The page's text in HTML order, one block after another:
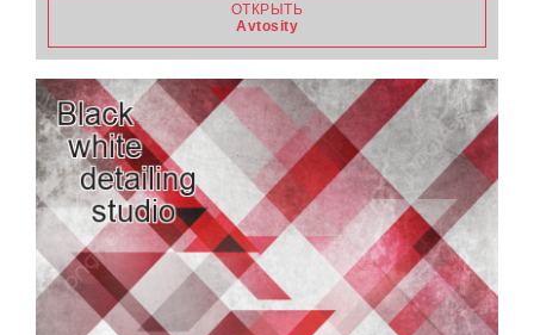
ОТКРЫТЬ
Avtosity